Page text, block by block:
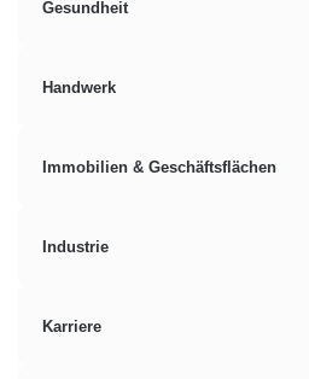
Gesundheit
Handwerk
Immobilien & Geschäftsflächen
Industrie
Karriere